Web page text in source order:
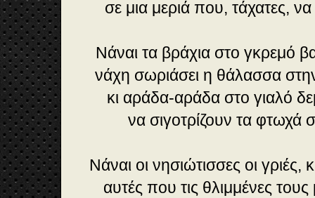
σε μια μεριά που, τάχατες,
Νάναι τα βράχια στο γκρεμό
νάχη σωριάσει η θάλασσα
κι αράδα-αράδα στο γιαλό
να σιγοτρίζουν τα φτωχά
Νάναι οι νησιώτισσες οι γριές,
αυτές που τις θλιμμένες τους